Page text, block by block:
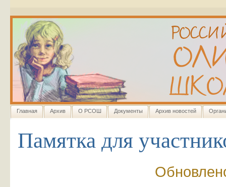
Главная Архив О РСОШ Документы Архив новостей
Памятка для